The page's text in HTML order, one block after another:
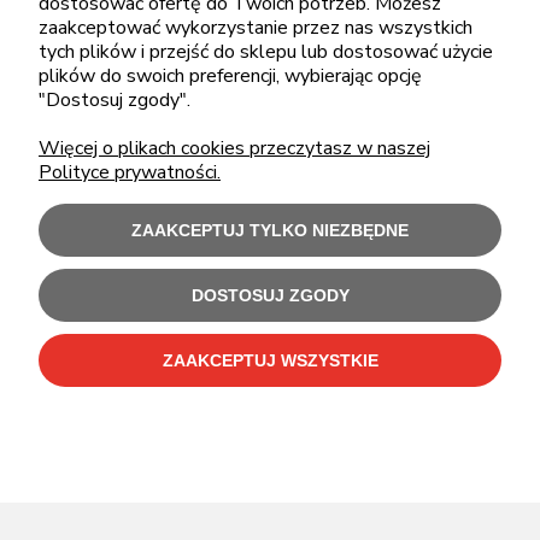
ZAKUPY
POMOC
MOJE KONTO
INFORMACJE
Użytkowanie sklepu oznacza zgodę na wykorzystywanie plików cookies.
zaakceptować wykorzystanie przez nas wszystkich
tych plików i przejść do sklepu lub dostosować użycie
plików do swoich preferencji, wybierając opcję
"Dostosuj zgody".
Więcej o plikach cookies przeczytasz w naszej
Polityce prywatności.
ZAAKCEPTUJ TYLKO NIEZBĘDNE
DOSTOSUJ ZGODY
ZAAKCEPTUJ WSZYSTKIE